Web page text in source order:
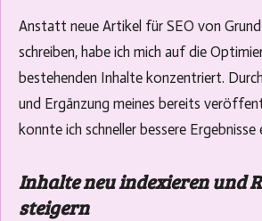
Anstatt neue Artikel für SEO von
schreiben, habe ich mich auf die
bestehenden Inhalte konzentriert.
und Ergänzung meines bereits
konnte ich schneller bessere Ergebnisse
Inhalte neu indexieren und
steigern